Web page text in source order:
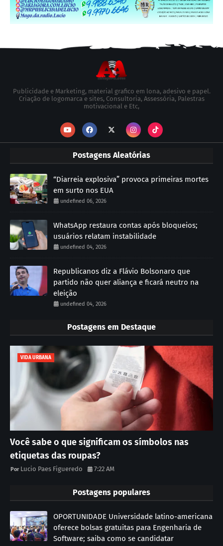
Publicidade e Marketing, material grafico em lona, adesivo e papel.
Criação de logomarca e sites, Consultoria, Assessória, Palestras
motivacional e Etc,
Postagens Aleatórias
“Diarreia explosiva” provoca primeiras mortes
em surto nos EUA
undefined 06, 2026
WhatsApp restaura contas após bloqueios;
usuários relatam instabilidade
undefined 04, 2026
Republicanos diz a Flávio Bolsonaro que
partido não quer aliança e ficará neutro na
eleição
undefined 04, 2026
Postagens em Destaque
VIDA URBANA
Você sabe o que significam os símbolos nas
etiquetas das roupas?
Lucio Paes Figueredo 7:22 AM
Postagens populares
OPORTUNIDADE Universidade latino-americana
oferece bolsas gratuitas para Engenharia de
Software; saiba como se candidatar